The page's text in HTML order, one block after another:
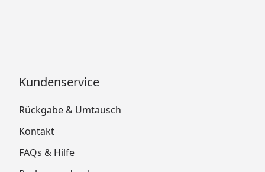
Kundenservice
Rückgabe & Umtausch
Kontakt
FAQs & Hilfe